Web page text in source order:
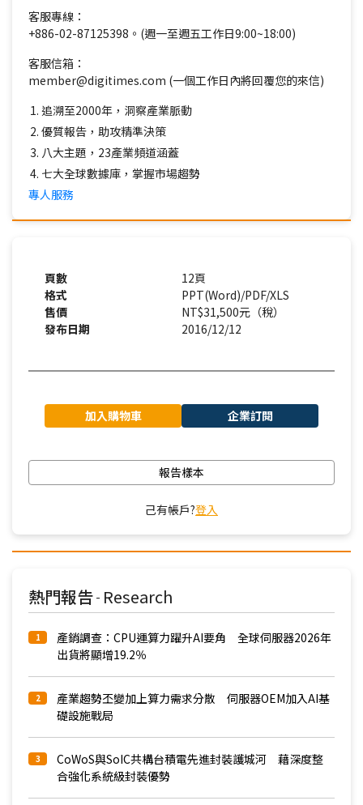
客服專線：
+886-02-87125398。(週一至週五工作日9:00~18:00)
客服信箱：
member@digitimes.com (一個工作日內將回覆您的來信)
追溯至2000年，洞察產業脈動
優質報告，助攻精準決策
八大主題，23產業頻道涵蓋
七大全球數據庫，掌握市場趨勢
專人服務
頁數
12頁
格式
PPT(Word)/PDF/XLS
售價
NT$31,500元（稅）
發布日期
2016/12/12
加入購物車 企業訂閱
報告樣本
己有帳戶?登入
熱門報告 - Research
1
產銷調查：CPU運算力躍升AI要角 全球伺服器2026年
出貨將顯增19.2％
2
產業趨勢丕變加上算力需求分散 伺服器OEM加入AI基
礎設施戰局
3
CoWoS與SoIC共構台積電先進封裝護城河 藉深度整
合強化系統級封裝優勢